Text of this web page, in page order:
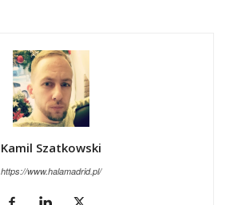
Kamil Szatkowski
https://www.halamadrid.pl/